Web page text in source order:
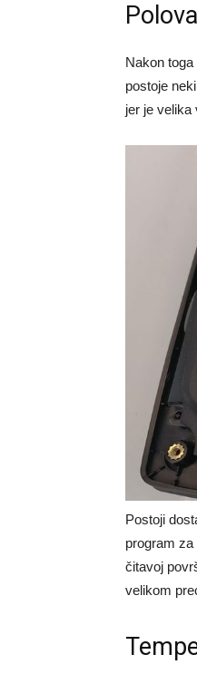
Nakon
postoje
jer je velika
Postoji
program
čitavoj
velikom